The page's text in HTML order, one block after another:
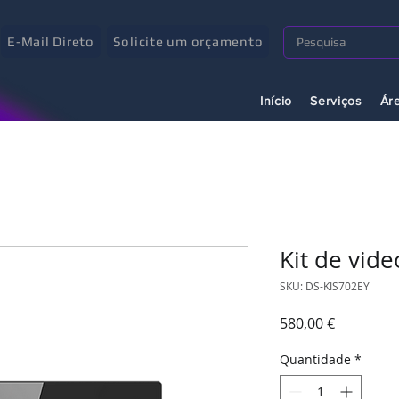
E-Mail Direto Solicite um orçamento
Início Serviços
Kit de
SKU: DS-KIS702EY
580,00 €Preço
Quantidade *